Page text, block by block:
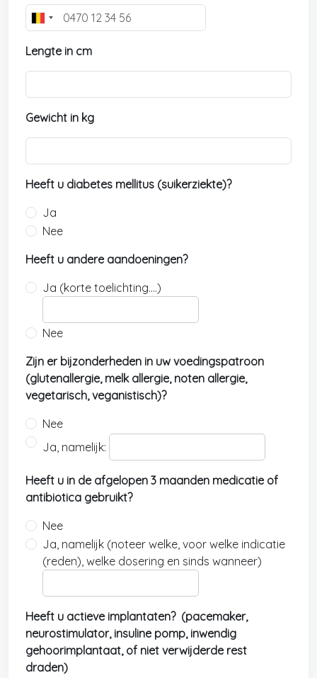
B
l
g
m
+
Lengte in cm
Gewicht in kg
Heeft u diabetes mellitus (suikerziekte)?
Ja
Nee
Heeft u andere aandoeningen?
Ja (korte toelichting….)
Nee
Zijn er bijzonderheden in uw voedingspatroon
(glutenallergie, melk allergie, noten allergie,
vegetarisch, veganistisch)?
Nee
Ja, namelijk:
Heeft u in de afgelopen 3 maanden medicatie of
antibiotica gebruikt?
Nee
Ja, namelijk (noteer welke, voor welke indicatie
(reden), welke dosering en sinds wanneer)
Heeft u actieve implantaten? (pacemaker,
neurostimulator, insuline pomp, inwendig
gehoorimplantaat, of niet verwijderde rest
draden)